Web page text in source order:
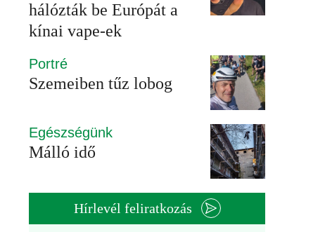
hálózták be Európát a
kínai vape-ek
Portré
Szemeiben tűz lobog
Egészségünk
Málló idő
Hírlevél feliratkozás